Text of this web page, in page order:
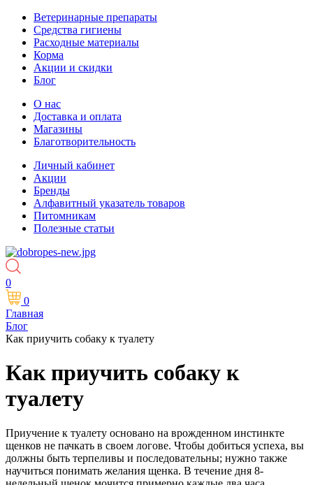
Ветeринарные препараты
Средства гигиены
Расходные материалы
Корма
Акции и скидки
Блог
О нас
Доставка и оплата
Магазины
Благотворительность
Личный кабинет
Акции
Бренды
Алфавитный указатель товаров
Питомникам
Полезные статьи
0
0
Главная
Блог
Как приучить собаку к туалету
Как приучить собаку к
туалету
Приучение к туалету основано на врожденном инстинкте
щенков не пачкать в своем логове. Чтобы добиться успеха, вы
должны быть терпеливы и последовательны; нужно также
научиться понимать желания щенка. В течение дня 8-